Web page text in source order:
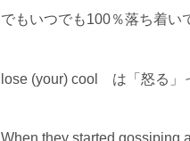
でもいつでも100％落ち着い
lose (your) cool は「怒る」